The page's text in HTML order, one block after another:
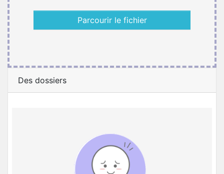
Parcourir le fichier
Des dossiers